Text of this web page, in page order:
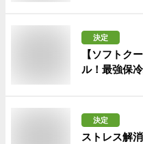
決定
【ソフトク
ル！最強保
決定
ストレス解